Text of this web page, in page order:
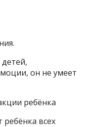
он не умеет
ребёнка
всех